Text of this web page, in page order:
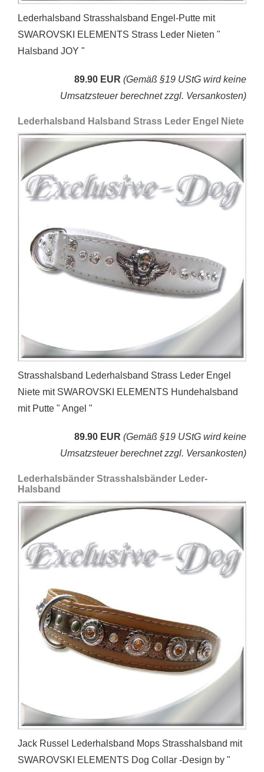
Lederhalsband Strasshalsband Engel-Putte mit
SWAROVSKI ELEMENTS Strass Leder Nieten "
Halsband JOY "
89.90 EUR (Gemäß §19 UStG wird keine
Umsatzsteuer berechnet zzgl. Versankosten)
Lederhalsband Halsband Strass Leder Engel Niete
Strasshalsband Lederhalsband Strass Leder Engel
Niete mit SWAROVSKI ELEMENTS Hundehalsband
mit Putte " Angel "
89.90 EUR (Gemäß §19 UStG wird keine
Umsatzsteuer berechnet zzgl. Versankosten)
Lederhalsbänder Strasshalsbänder Leder-
Halsband
Jack Russel Lederhalsband Mops Strasshalsband mit
SWAROVSKI ELEMENTS Dog Collar -Design by "